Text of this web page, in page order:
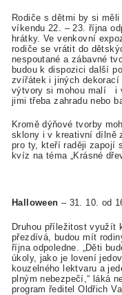
Rodiče s dětmi by si
víkendu 22. – 23. října
hrátky. Ve venkovní
rodiče se vrátit do
nespoutané a zábavné
budou k dispozici další
zvířátek i jiných
výtvory si mohou malí i
jimi třeba zahradu nebo
Kromě dýňové tvorby
sklony i v kreativní dílně
pro ty, kteří raději zapojí
kvíz na téma „Krásné
Halloween – 31. 10. od
Druhou příležitost využít
přezdívá, budou mít
října odpoledne. „Děti
úkoly, jako je lovení
kouzelného lektvaru a
plným nebezpečí,“ láká
program ředitel Oldřich